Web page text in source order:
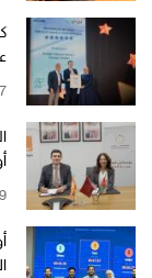
27
19